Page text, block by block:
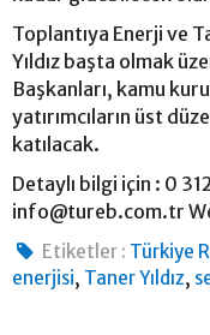
Toplantıya Enerji ve
Yıldız başta olmak
Başkanları, kamu
yatırımcıların üst
katılacak.
Detaylı bilgi için : 0
info@tureb.com.tr
Etiketler : Türkiye
enerjisi, Taner Yıldız,